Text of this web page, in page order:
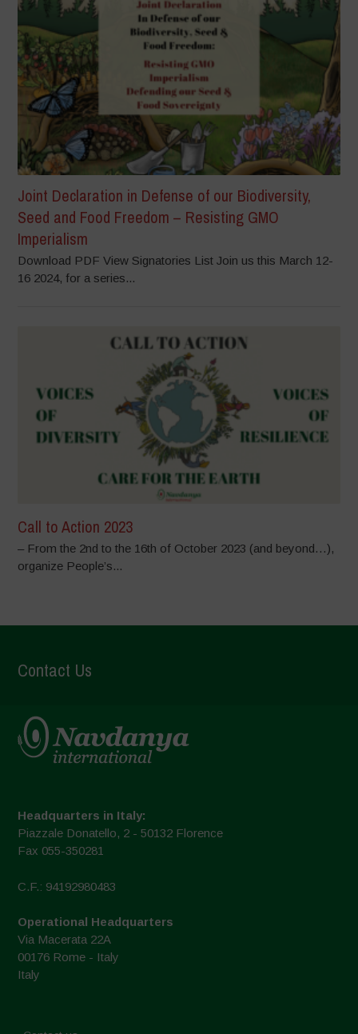
Joint Declaration in Defense of our Biodiversity,
Seed and Food Freedom – Resisting GMO
Imperialism
Download PDF View Signatories List Join us this March 12-
16 2024, for a series...
Call to Action 2023
– From the 2nd to the 16th of October 2023 (and beyond…),
organize People’s...
Contact Us
Headquarters in Italy:
Piazzale Donatello, 2 - 50132 Florence
Fax 055-350281
C.F.: 94192980483
Operational Headquarters
Via Macerata 22A
00176 Rome - Italy
Italy